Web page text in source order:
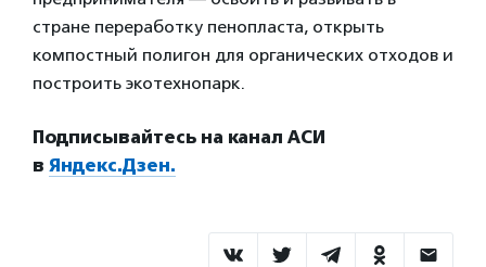
стране переработку пенопласта, открыть
компостный полигон для органических отходов и
построить экотехнопарк.
Подписывайтесь на канал АСИ
в Яндекс.Дзен.